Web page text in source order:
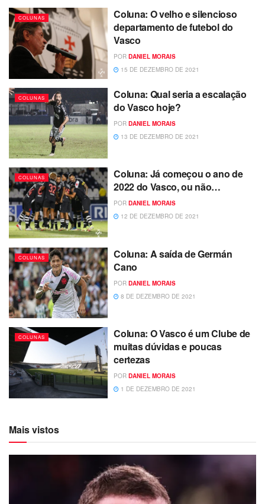
COLUNAS
Coluna: O velho e silencioso
departamento de futebol do
Vasco
POR DANIEL MORAIS
15 DE DEZEMBRO DE 2021
COLUNAS
Coluna: Qual seria a escalação
do Vasco hoje?
POR DANIEL MORAIS
13 DE DEZEMBRO DE 2021
COLUNAS
Coluna: Já começou o ano de
2022 do Vasco, ou não…
POR DANIEL MORAIS
12 DE DEZEMBRO DE 2021
COLUNAS
Coluna: A saída de Germán
Cano
POR DANIEL MORAIS
8 DE DEZEMBRO DE 2021
COLUNAS
Coluna: O Vasco é um Clube de
muitas dúvidas e poucas
certezas
POR DANIEL MORAIS
1 DE DEZEMBRO DE 2021
Mais vistos